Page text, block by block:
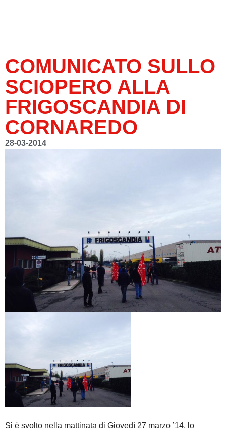
COMUNICATO SULLO
SCIOPERO ALLA
FRIGOSCANDIA DI
CORNAREDO
28-03-2014
Si è svolto nella mattinata di Giovedì 27 marzo ’14, lo